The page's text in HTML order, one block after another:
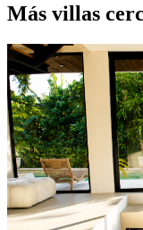
Más villas